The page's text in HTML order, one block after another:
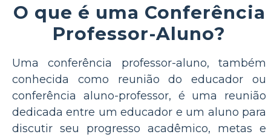
O que é uma Conferência
Professor-Aluno?
Uma conferência professor-aluno, também
conhecida como reunião do educador ou
conferência aluno-professor, é uma reunião
dedicada entre um educador e um aluno para
discutir seu progresso acadêmico, metas e